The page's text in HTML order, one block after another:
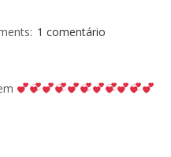
1 comentário